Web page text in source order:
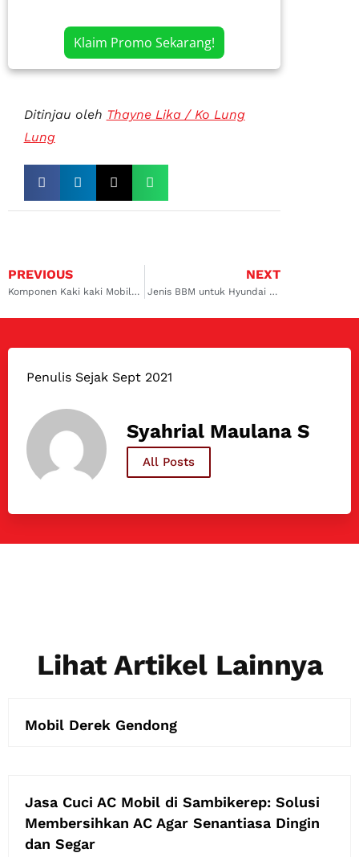
Klaim Promo Sekarang!
Ditinjau oleh Thayne Lika / Ko Lung
Lung
PREVIOUS
Komponen Kaki kaki Mobil dan Rangkaian Tips Perawatannya
NEXT
Jenis BBM untuk Hyundai Creta yang Paling Cocok
Penulis Sejak Sept 2021
Syahrial Maulana S
All Posts
Lihat Artikel Lainnya
Mobil Derek Gendong
Jasa Cuci AC Mobil di Sambikerep: Solusi
Membersihkan AC Agar Senantiasa Dingin
dan Segar